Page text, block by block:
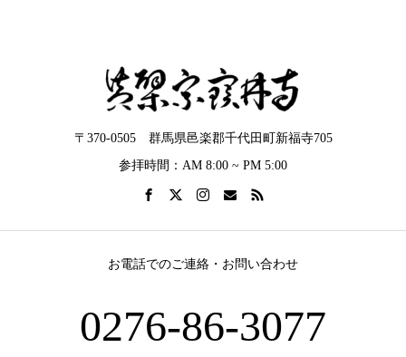
〒370-0505 群馬県邑楽郡千代田町新福寺705
参拝時間：AM 8:00 ~ PM 5:00
お電話でのご連絡・お問い合わせ
0276-86-3077